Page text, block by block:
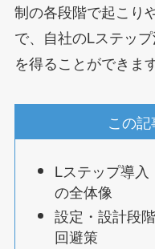
制の各段階で起こり
で、自社のLステッ
を得ることができます
この
Lステップ導
の全体像
設定・設計段
回避策